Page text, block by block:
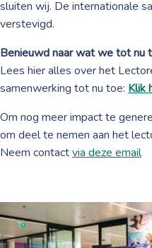
sluiten wij. De internationale
verstevigd.
Benieuwd naar wat we tot nu
Lees hier alles over het
samenwerking tot nu toe: Klik
Om nog meer impact te
om deel te nemen aan het
Neem contactvia deze email